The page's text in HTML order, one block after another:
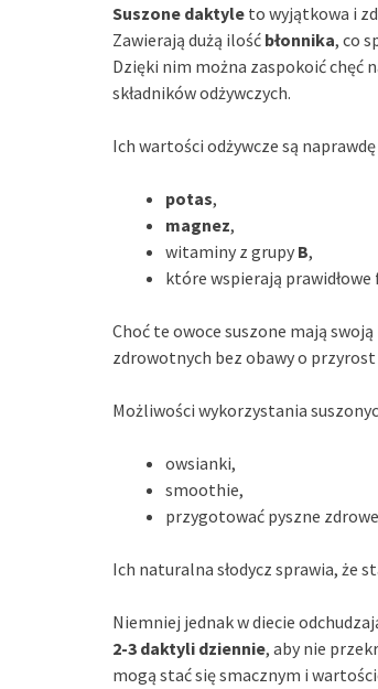
Suszone daktyle to wyjątkowa i
Zawierają dużą ilość błonnika, co
Dzięki nim można zaspokoić chęć
składników odżywczych.
Ich wartości odżywcze są
potas,
magnez,
witaminy z grupy B,
które wspierają
Choć te owoce suszone mają
zdrowotnych bez obawy o przyrost
Możliwości wykorzystania
owsianki,
smoothie,
przygotować pyszne
Ich naturalna słodycz sprawia, że
Niemniej jednak w diecie
2-3 daktyli dziennie, aby nie
mogą stać się smacznym i